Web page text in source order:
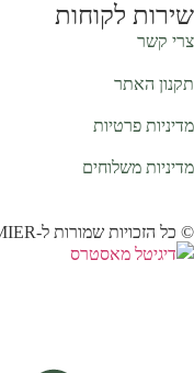
שירות לקוחות
צרי קשר
תקנון האתר
מדיניות פרטיות
מדיניות משלוחים
© כל הזכויות שמורות ל-MIER